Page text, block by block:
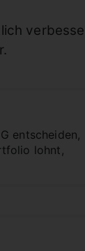
entscheiden,
lohnt,